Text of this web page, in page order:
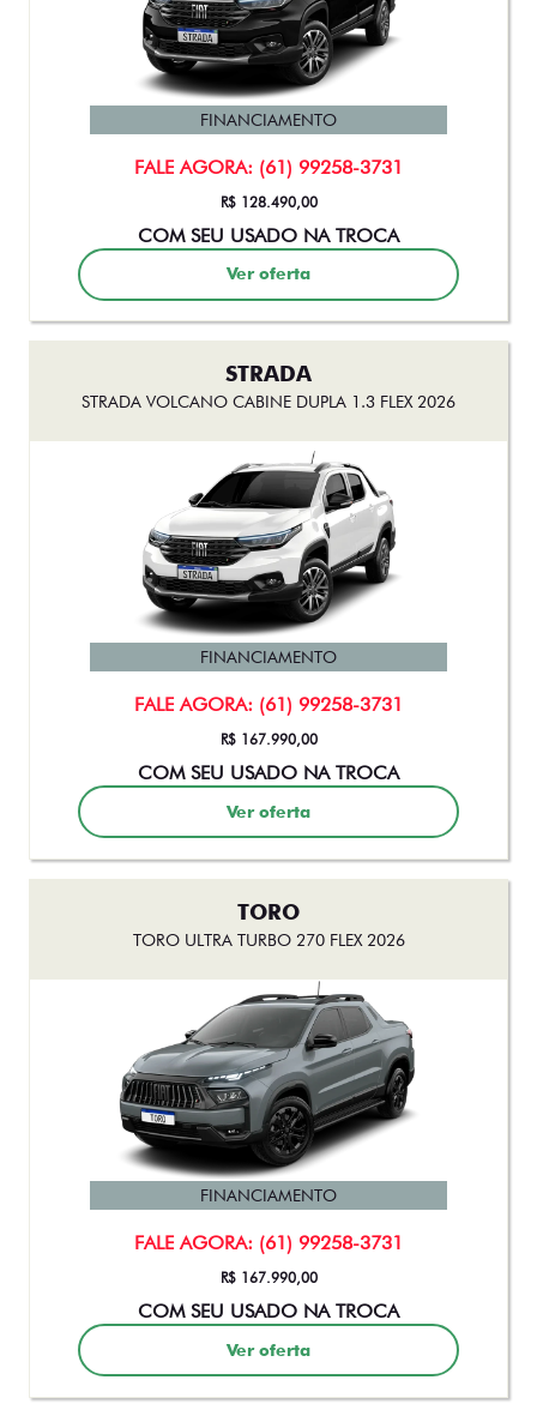
FALE AGORA: (61) 99258-3731
FINANCIAMENTO
R$ 128.490,00
COM SEU USADO NA TROCA
Ver oferta
STRADA
STRADA VOLCANO CABINE DUPLA 1.3 FLEX 2026
FALE AGORA: (61) 99258-3731
FINANCIAMENTO
R$ 167.990,00
COM SEU USADO NA TROCA
Ver oferta
TORO
TORO ULTRA TURBO 270 FLEX 2026
FALE AGORA: (61) 99258-3731
FINANCIAMENTO
R$ 167.990,00
COM SEU USADO NA TROCA
Ver oferta